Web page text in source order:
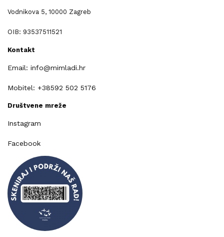
Vodnikova 5, 10000 Zagreb
OIB: 93537511521
Kontakt
Email: info@mimladi.hr
Mobitel: +38592 502 5176
Društvene mreže
Instagram
Facebook